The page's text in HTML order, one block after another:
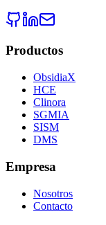
Productos
ObsidiaX
HCE
Clinora
SGMIA
SISM
DMS
Empresa
Nosotros
Contacto